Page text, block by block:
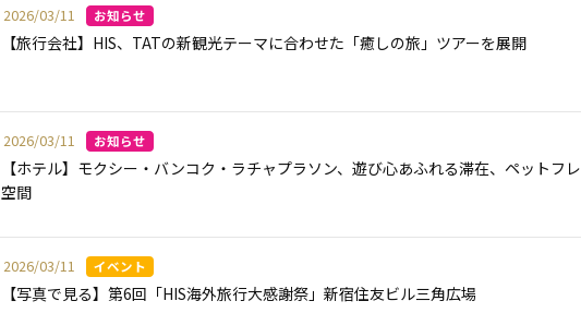
2026/03/11
【旅行会社】HIS、TATの新観光テーマに合わせた「癒しの旅」ツアーを展開
2026/03/11
【ホテル】モクシー・バンコク・ラチャプラソン、遊び心あふれる滞在、ペットフ
空間
2026/03/11
【写真で見る】第6回「HIS海外旅行大感謝祭」新宿住友ビル三角広場